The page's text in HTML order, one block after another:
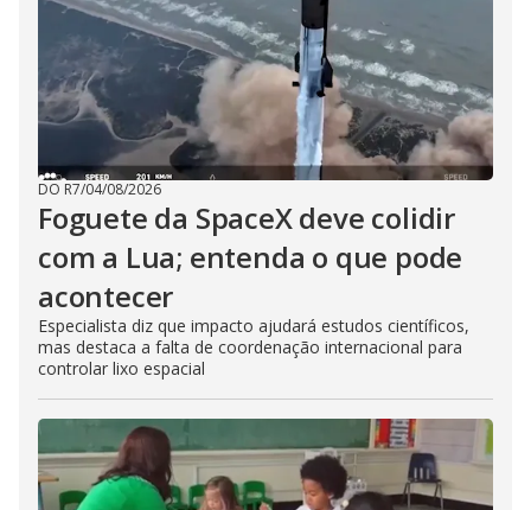
DO R7/04/08/2026
Foguete da SpaceX deve colidir
com a Lua; entenda o que pode
acontecer
Especialista diz que impacto ajudará estudos científicos,
mas destaca a falta de coordenação internacional para
controlar lixo espacial